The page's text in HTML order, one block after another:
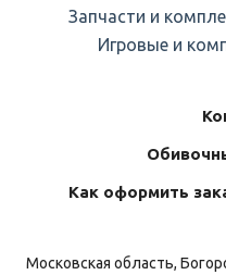
Запчасти и
Игровые и
Как оформить
Московская область,